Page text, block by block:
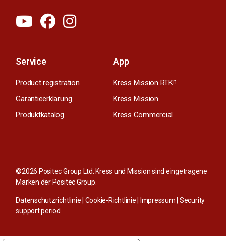
Service
Product registration
Garantieerklärung
Produktkatalog
App
Kress Mission RTKn
Kress Mission
Kress Commercial
©2026 Positec Group Ltd. Kress und Mission sind eingetragene
Marken der Positec Group.
Datenschutzrichtlinie Cookie-Richtlinie Impressum Security
support period